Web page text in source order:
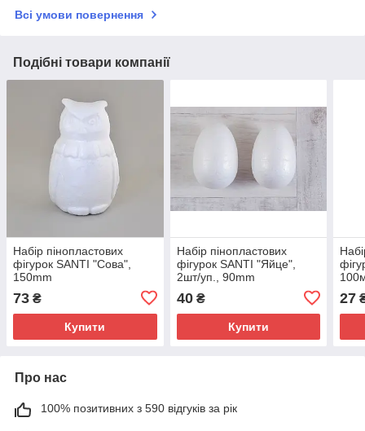
Всі умови повернення
Подібні товари компанії
Набір пінопластових
фігурок SANTI "Сова",
150mm
73 ₴
Купити
Набір пінопластових
фігурок SANTI "Яйце",
2шт/уп., 90mm
40₴
Купити
27
Про нас
100% позитивних з 590 відгуків за рік